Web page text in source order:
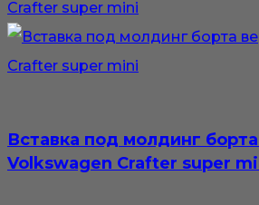
Вставка под молдинг
Volkswagen Crafter super